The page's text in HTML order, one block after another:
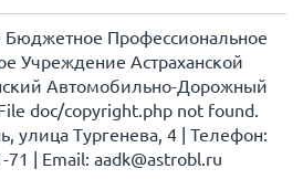
Бюджетное Профессиональное
Учреждение Астраханской
Автомобильно-Дорожный
doc/copyright.php not found.
улица Тургенева, 4 | Телефон:
71 | Еmail: aadk@astrobl.ru